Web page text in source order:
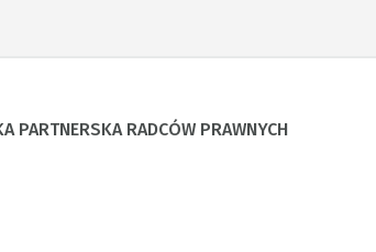
PARTNERSKA RADCÓW PRAWNYCH